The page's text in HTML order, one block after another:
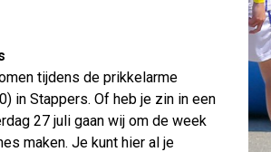
tijdens de prikkelarme
in Stappers. Of heb je zin in een
27 juli gaan wij om de week
maken. Je kunt hier al je